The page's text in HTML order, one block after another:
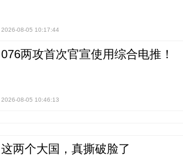
2026-08-05 10:17:44
076两攻首次官宣使用综合电推！
2026-08-05 10:46:13
这两个大国，真撕破脸了